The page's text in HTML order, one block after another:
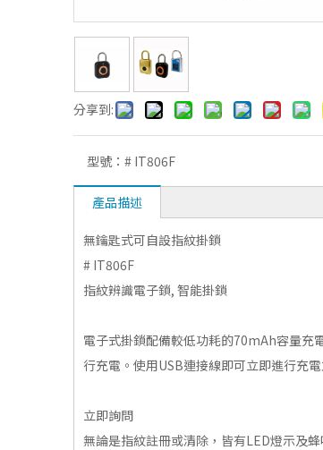
分享到:
型號： # IT806F
產品描述
無鑰匙式可自設指紋掛鎖
# IT806F
指紋辨識電子鎖, 智能掛鎖
電子式掛鎖配備較低功耗的70mAh容量充
行充電。使用USB連接線即可立即進行充
立即詢問
無論是指紋註冊或清除，皆有LED燈示及